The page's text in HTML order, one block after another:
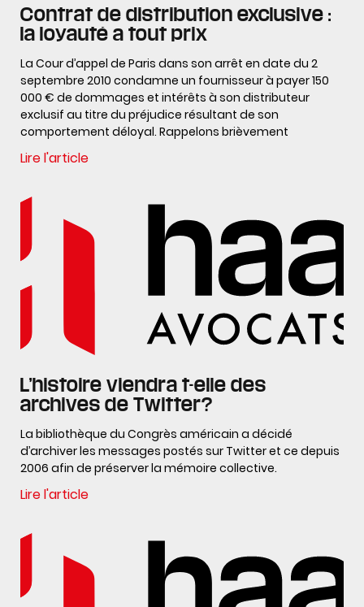
Contrat de distribution exclusive :
la loyauté a tout prix
La Cour d’appel de Paris dans son arrêt en date du 2
septembre 2010 condamne un fournisseur à payer 150
000 € de dommages et intérêts à son distributeur
exclusif au titre du préjudice résultant de son
comportement déloyal. Rappelons brièvement
Lire l'article
L’histoire viendra t-elle des
archives de Twitter?
La bibliothèque du Congrès américain a décidé
d’archiver les messages postés sur Twitter et ce depuis
2006 afin de préserver la mémoire collective.
Lire l'article